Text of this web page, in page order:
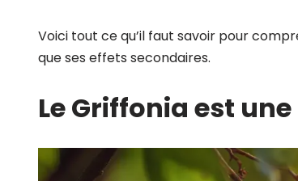
Voici tout ce qu’il faut savoir pour
que ses effets secondaires.
Le Griffonia est